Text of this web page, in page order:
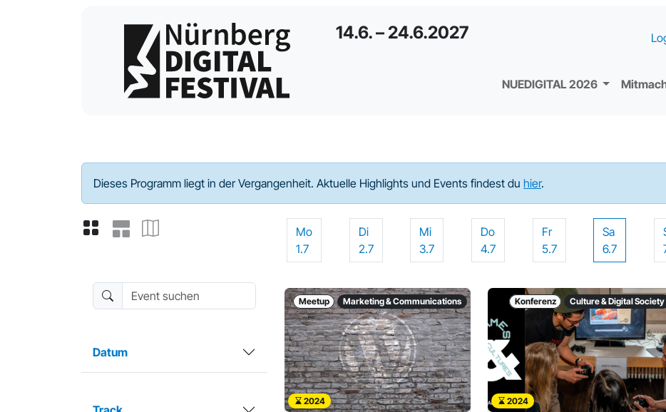
14.6. – 24.6.2027
NUEDIGITAL 2026
Programm - 2024
Dieses Programm liegt in der Vergangenheit. Aktuelle Highlights und Events findest du hier.
Event suchen
Datum
Mo
1.7
Di
2.7
Mi
3.7
Do
4.7
Fr
5.7
Sa
6.7
Meetup Marketing & Communications
2024
Konferenz Culture & Digital Society
2024